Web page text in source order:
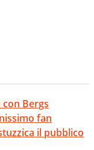
Bergs
fan
il pubblico